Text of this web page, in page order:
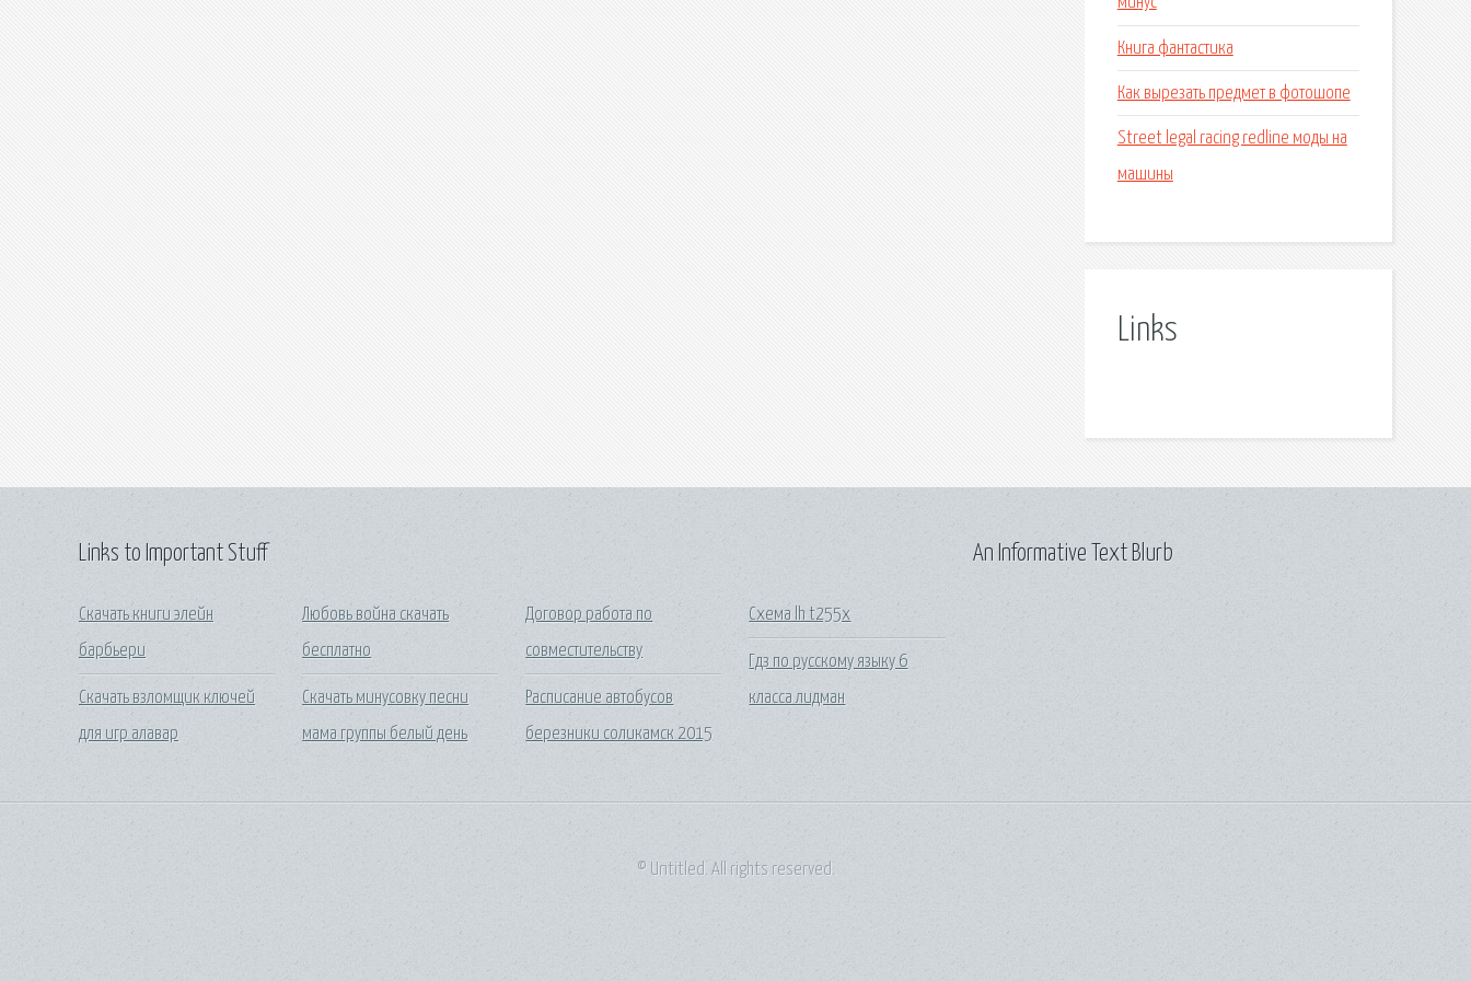
Книга фантастика
Как вырезать предмет в фотошопе
Street legal racing redline моды на
машины
Links
Links to Important Stuff
Скачать книги элейн
барбьери
Скачать взломщик ключей
для игр алавар
Любовь война скачать
бесплатно
Скачать минусовку песни
мама группы белый день
Договор работа по
совместительству
Расписание автобусов
березники соликамск 2015
Схема lh t255x
Гдз по русскому языку 6
класса лидман
An Informative Text Blurb
© Untitled. All rights reserved.